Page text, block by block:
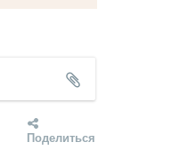
Поделиться